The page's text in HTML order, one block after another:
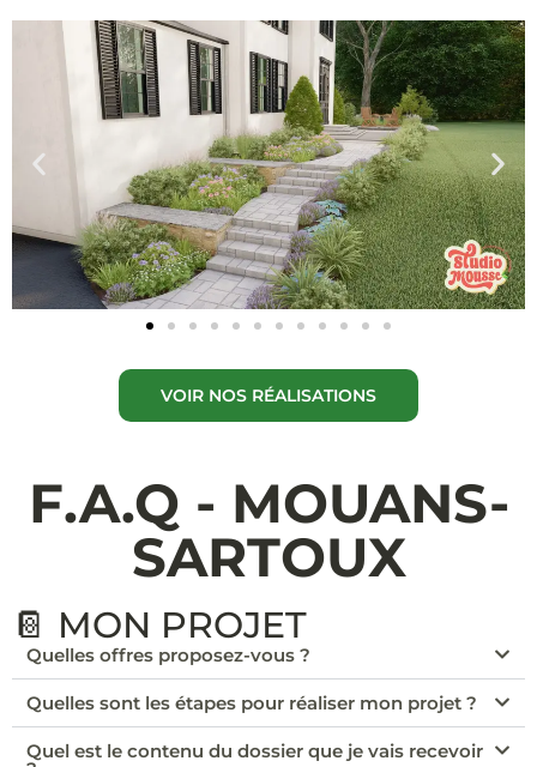
VOIR NOS RÉALISATIONS
F.A.Q - MOUANS-
SARTOUX
📔 MON PROJET
Quelles offres proposez-vous ?
Quelles sont les étapes pour réaliser mon projet ?
Quel est le contenu du dossier que je vais recevoir